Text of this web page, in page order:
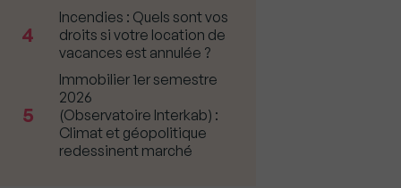
4
Incendies : Quels sont vos
droits si votre location de
vacances est annulée ?
5
Immobilier 1er semestre
2026
(Observatoire Interkab) :
Climat et géopolitique
redessinent marché